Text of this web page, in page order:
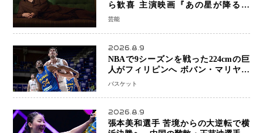
ら歓喜 主演映画『あの星が降る丘
で、君とまた出会いたい。』舞台あい
芸能
2026.8.9
NBAで9シーズンを戦った224cmの巨
人がフィリピンへ ボバン・マリヤノ
ビッチ ジョーンズカップで新たな挑
バスケット
2026.8.9
張本美和選手 苦境からの大逆転で横